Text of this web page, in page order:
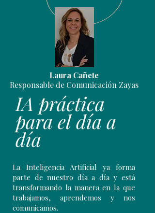
Laura Cañete
Responsable de Comunicación Zayas
IA práctica
para el día a
día
La Inteligencia Artificial ya forma
parte de nuestro día a día y está
transformando la manera en la que
trabajamos, aprendemos y nos
comunicamos.